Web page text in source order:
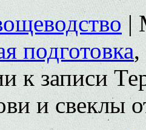
|
подготовка,
к записи
и свеклы